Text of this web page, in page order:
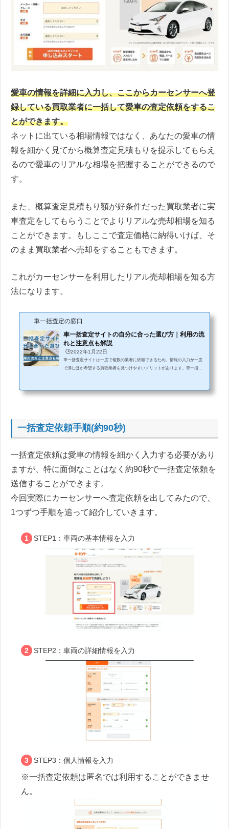
愛車の情報を詳細に入力し、ここからカーセンサーへ登
録している買取業者に一括して愛車の査定依頼をするこ
とができます。
ネットに出ている相場情報ではなく、あなたの愛車の情
報を細かく見てから概算査定見積もりを提示してもらえ
るので愛車のリアルな相場を把握することができるので
す。
また、概算査定見積もり額が好条件だった買取業者に実
車査定をしてもらうことでよりリアルな売却相場を知る
ことができます。もしここで査定価格に納得いけば、そ
のまま買取業者へ売却をすることもできます。
これがカーセンサーを利用したリアル売却相場を知る方
法になります。
車一括査定の窓口
車一括査定サイトの自分に合った選び方｜利用の流
れと注意点も解説
🕒️2022年1月22日
車一括査定サイトは一度で複数の業者に依頼できるため、情報の入力が一度
で済むほか希望する買取業者を見つけやすいメリットがあります。車一括査
一括査定依頼手順(約90秒)
一括査定依頼は愛車の情報を細かく入力する必要があり
ますが、特に面倒なことはなく約90秒で一括査定依頼を
送信することができます。
今回実際にカーセンサーへ査定依頼を出してみたので、
1つずつ手順を追って紹介していきます。
STEP1：車両の基本情報を入力
STEP2：車両の詳細情報を入力
STEP3：個人情報を入力
※一括査定依頼は匿名では利用することができませ
ん。